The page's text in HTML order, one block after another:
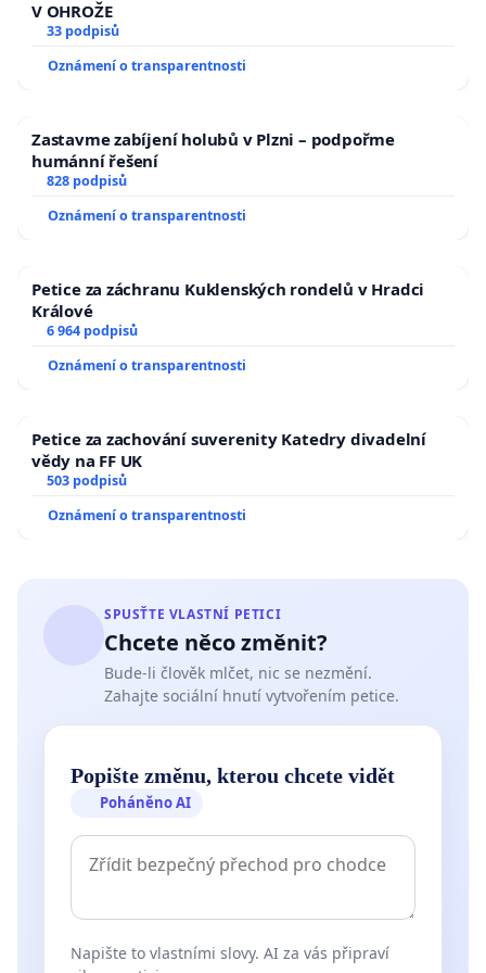
V OHROŽE
33 podpisů
Oznámení o transparentnosti
Zastavme zabíjení holubů v Plzni – podpořme
humánní řešení
828 podpisů
Oznámení o transparentnosti
Petice za záchranu Kuklenských rondelů v Hradci
Králové
6 964 podpisů
Oznámení o transparentnosti
Petice za zachování suverenity Katedry divadelní
vědy na FF UK
503 podpisů
Oznámení o transparentnosti
SPUSŤTE VLASTNÍ PETICI
Chcete něco změnit?
Bude-li člověk mlčet, nic se nezmění.
Zahajte sociální hnutí vytvořením petice.
Popište změnu, kterou chcete vidět
Poháněno AI
Napište to vlastními slovy. AI za vás připraví